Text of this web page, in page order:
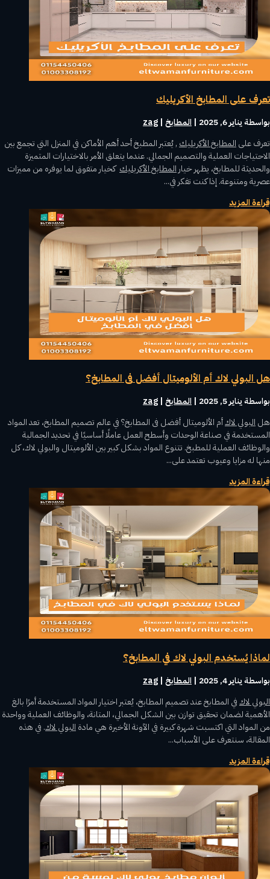
تعرف على المطابخ الأكريليك
بواسطة ‪ zag يناير 6, 2025 | المطابخ
تعرف على المطابخ الأكريليك , يُعتبر المطبخ أحد أهم الأماكن في المنزل التي تجمع بين
الاحتياجات العملية والتصميم الجمالي. عندما يتعلق الأمر بالاختيارات المتميزة
والحديثة للمطابخ، يظهر خيار المطابخ الأكريليك كخيار متفوق لما يوفره من مميزات
عصرية ومتنوعة. إذا كنت تفكر في...
قراءة المزيد
هل البولي لاك أم الألوميتال أفضل فى المطابخ؟
بواسطة ‪ zag يناير 5, 2025 | المطابخ
هلالبولي لاكأم الألوميتال أفضل فى المطابخ؟ في عالم تصميم المطابخ، تعد المواد
المستخدمة في صناعة الوحدات وأسطح العمل عاملًا أساسيًا في تحديد الجمالية
والوظائف العملية للمطبخ. تتنوع المواد بشكل كبير بين الألوميتال والبولي لاك، كل
منها له مزايا وعيوب تعتمد على...
قراءة المزيد
لماذا يُستخدم البولي لاك في المطابخ؟
بواسطة ‪ zag يناير 4, 2025 | المطابخ
البولي لاكفي المطابخ عند تصميم المطابخ، يُعتبر اختيار المواد المستخدمة أمرًا بالغ
الأهمية لضمان تحقيق توازن بين الشكل الجمالي، المتانة، والوظائف العملية وواحدة
من المواد التي اكتسبت شهرة كبيرة في الآونة الأخيرة هي مادة البولي لاك. في هذه
المقالة، سنتعرف على الأسباب...
قراءة المزيد